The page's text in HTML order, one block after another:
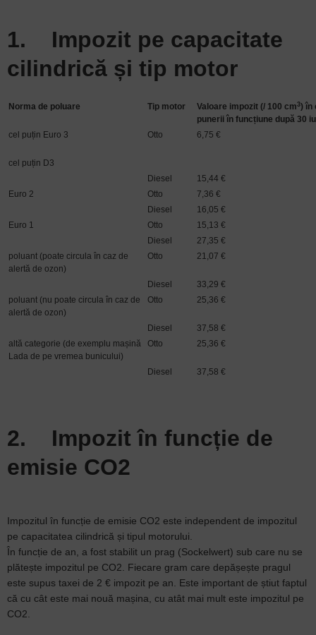
1. Impozit pe capacitate
cilindrică și tip motor
Norma de poluare Tip motor Valoare impozit (/ 100 cm3) în
punerii în funcțiune după 30
cel puțin Euro 3
cel puțin D3
Otto 6,75 €
Diesel
15,44 €
Euro 2
Otto
7,36 €
Diesel
16,05 €
Euro 1
Otto
15,13 €
Diesel
27,35 €
poluant (poate circula în caz de
alertă de ozon)
Otto 21,07 €
Diesel
33,29 €
poluant (nu poate circula în caz de
alertă de ozon)
Otto 25,36 €
Diesel
37,58 €
altă categorie (de exemplu mașină
Lada de pe vremea bunicului)
Otto 25,36 €
Diesel 37,58 €
2. Impozit în funcție de
emisie CO2
Impozitul în funcție de emisie CO2 este independent de impozitul
pe capacitatea cilindrică și tipul motorului.
În funcție de an, a fost stabilit un prag (Sockelwert) sub care nu se
plătește impozitul pe CO2. Fiecare gram care depășește pragul
este supus taxei de 2 € impozit pe an. Este important de știut faptul
că cu cât este mai nouă mașina, cu atât mai mult este impozitul pe
CO2.